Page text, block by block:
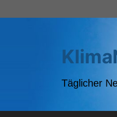
Inhalt
Täglicher